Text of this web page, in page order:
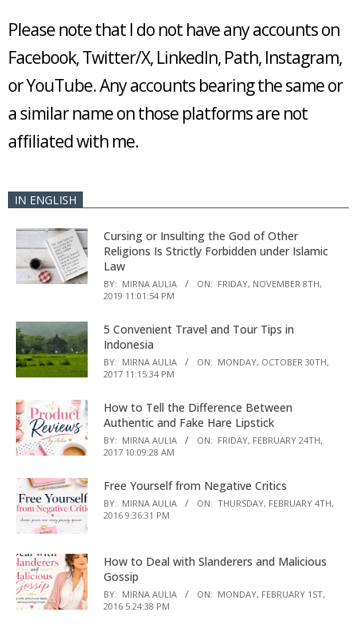
Please note that I do not have any accounts on
Facebook, Twitter/X, LinkedIn, Path, Instagram,
or YouTube. Any accounts bearing the same or
a similar name on those platforms are not
affiliated with me.
IN ENGLISH
Cursing or Insulting the God of Other
Religions Is Strictly Forbidden under Islamic
Law
BY: MIRNA AULIA ON: FRIDAY, NOVEMBER 8TH,
2019 11:01:54 PM
5 Convenient Travel and Tour Tips in
Indonesia
BY: MIRNA AULIA ON: MONDAY, OCTOBER 30TH,
2017 11:15:34 PM
How to Tell the Difference Between
Authentic and Fake Hare Lipstick
BY: MIRNA AULIA ON: FRIDAY, FEBRUARY 24TH,
2017 10:09:28 AM
Free Yourself from Negative Critics
BY: MIRNA AULIA ON: THURSDAY, FEBRUARY 4TH,
2016 9:36:31 PM
How to Deal with Slanderers and Malicious
Gossip
BY: MIRNA AULIA ON: MONDAY, FEBRUARY 1ST,
2016 5:24:38 PM